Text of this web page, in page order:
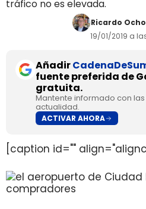
tráfico no es elevada.
Ricardo
19/01/2019 a
Añadir
fuente preferida de
gratuita.
Mantente informado con
actualidad.
ACTIVAR AHORA
[caption id=""